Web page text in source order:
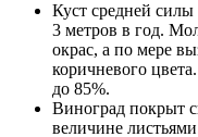
Куст средней силы
3 метров в год.
окрас, а по мере
коричневого
до 85%.
Виноград покрыт
величине